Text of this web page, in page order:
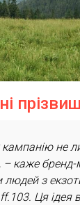
кампанію не
каже
людей з
Ця ідея